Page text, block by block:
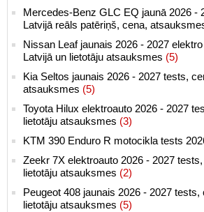
Mercedes-Benz GLC EQ jaunā 2026 -
Latvijā reāls patēriņš, cena,
Nissan Leaf jaunais 2026 - 2027
Latvijā un lietotāju atsauksmes (5)
Kia Seltos jaunais 2026 - 2027 tests,
atsauksmes (5)
Toyota Hilux elektroauto 2026 - 2027
lietotāju atsauksmes (3)
KTM 390 Enduro R motocikla tests
Zeekr 7X elektroauto 2026 - 2027
lietotāju atsauksmes (2)
Peugeot 408 jaunais 2026 - 2027 tests,
lietotāju atsauksmes (5)